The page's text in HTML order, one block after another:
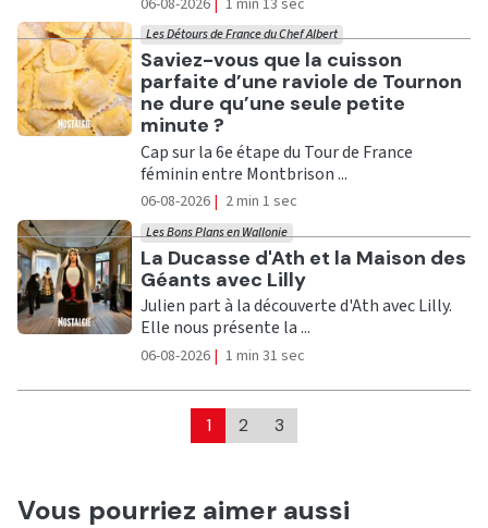
Ecouter
Saviez-vous que la cuisson
parfaite d’une raviole de Tournon
ne dure qu’une seule petite
minute ?
Les Détours de France du Chef Albert
Cap sur la 6e étape du Tour de France
féminin entre Montbrison ...
06-08-2026 | 2 min 1 sec
Ecouter
La Ducasse d'Ath et la Maison des
Géants avec Lilly
Les Bons Plans en Wallonie
Julien part à la découverte d'Ath avec Lilly.
Elle nous présente la ...
06-08-2026 | 1 min 31 sec
1 2 3
Vous pourriez aimer aussi